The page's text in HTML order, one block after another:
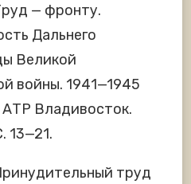
— фронту.
Дальнего
Великой
войны. 1941—1945
АТР Владивосток.
13—21.
труд